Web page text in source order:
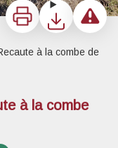
ImprimerTéléchargerSignaler
à la combe de
à la combe